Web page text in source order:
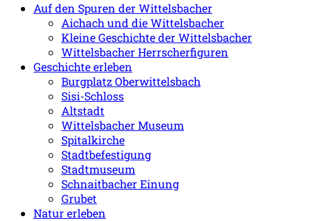
Auf den Spuren der Wittelsbacher
Aichach und die Wittelsbacher
Kleine Geschichte der Wittelsbacher
Wittelsbacher Herrscherfiguren
Geschichte erleben
Burgplatz Oberwittelsbach
Sisi-Schloss
Altstadt
Wittelsbacher Museum
Spitalkirche
Stadtbefestigung
Stadtmuseum
Schnaitbacher Einung
Grubet
Natur erleben